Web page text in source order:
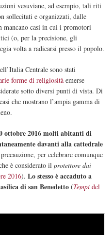
vesuviane, ad esempio, tali riti
sollecitati e organizzati, dalle
mancano casi in cui i promotori
(o, per la precisione, gli
volta a radicarsi presso il popolo.
Centrale sono stati
forme di religiosità emerse
sotto diversi punti di vista. Di
che mostrano l’ampia gamma di
ottobre 2016 molti abitanti di
davanti alla cattedrale
per celebrare comunque
è considerato il protettore dai
2016). Lo stesso è accaduto a
di san Benedetto (Tempi del